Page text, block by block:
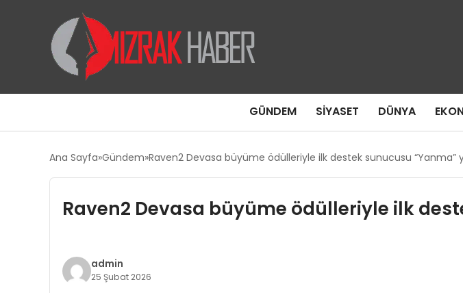
GÜNDEM SIYASET DÜNYA
Ana Sayfa Gündem Raven2 Devasa büyüme ödülleriyle ilk destek sunucusu “Yanma”
Raven2 Devasa büyüme ödülleriyle ilk
admin
25 Şubat 2026